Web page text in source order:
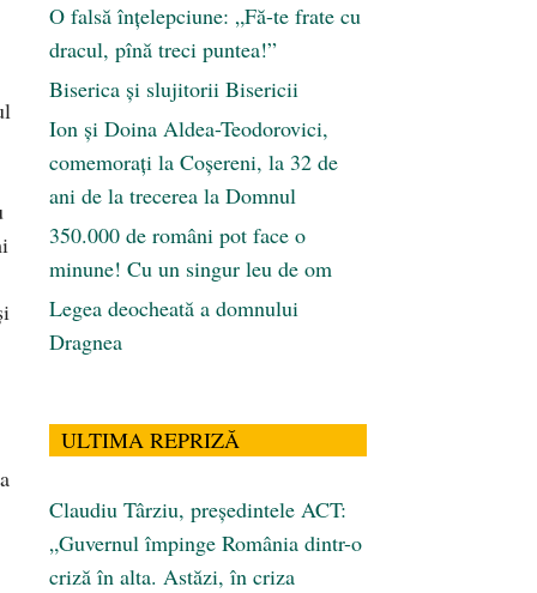
O falsă înțelepciune: „Fă-te frate cu
dracul, pînă treci puntea!”
Biserica și slujitorii Bisericii
Ion și Doina Aldea-Teodorovici,
comemorați la Coșereni, la 32 de
ani de la trecerea la Domnul
350.000 de români pot face o
minune! Cu un singur leu de om
Legea deocheată a domnului
Dragnea
ULTIMA REPRIZĂ
Claudiu Târziu, președintele ACT:
„Guvernul împinge România dintr-o
criză în alta. Astăzi, în criza